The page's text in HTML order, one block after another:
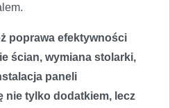
poprawa efektywności
ścian, wymiana stolarki,
paneli
nie tylko dodatkiem, lecz